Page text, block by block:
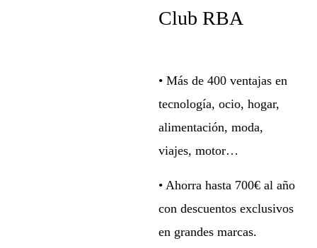
Club RBA
• Más de 400 ventajas en
tecnología, ocio, hogar,
alimentación, moda,
viajes, motor…
• Ahorra hasta 700€ al año
con descuentos exclusivos
en grandes marcas.